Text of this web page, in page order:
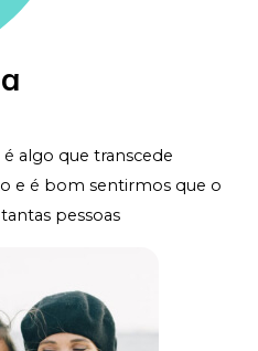
algo que transcede
e é bom sentirmos que o
pessoas